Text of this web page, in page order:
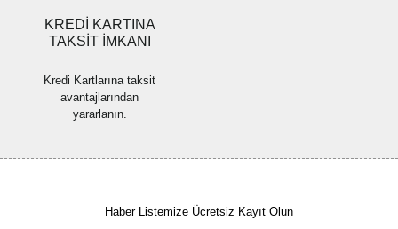
KREDİ KARTINA
TAKSİT İMKANI
Kredi Kartlarına taksit
avantajlarından
yararlanın.
Haber Listemize Ücretsiz Kayıt Olun